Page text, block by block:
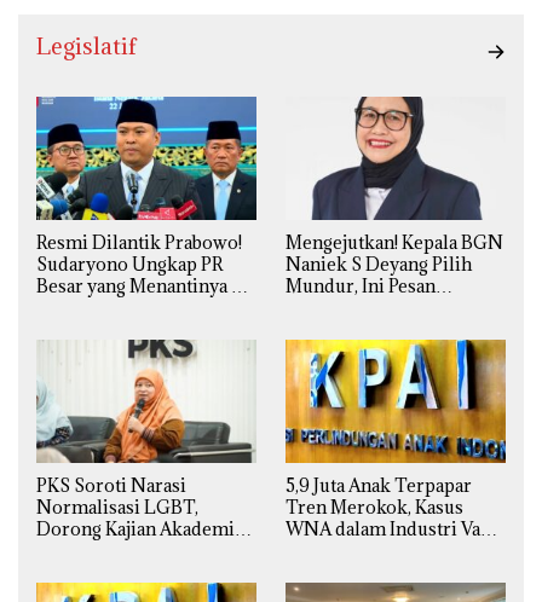
Legislatif
Resmi Dilantik Prabowo!
Sudaryono Ungkap PR
Besar yang Menantinya di
Mengejutkan! Kepala BGN
Naniek S Deyang Pilih
Mundur, Ini Pesan
PKS Soroti Narasi
Normalisasi LGBT,
Dorong Kajian Akademik
Agama
5,9 Juta Anak Terpapar
Tren Merokok, Kasus
WNA dalam Industri Vape